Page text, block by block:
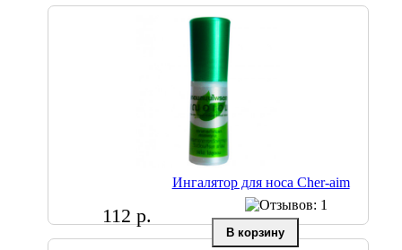
Ингалятор для носа Cher-aim
112 р.